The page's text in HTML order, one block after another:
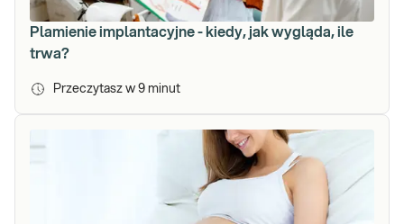
Plamienie implantacyjne - kiedy, jak wygląda, ile
trwa?
Przeczytasz w 9 minut